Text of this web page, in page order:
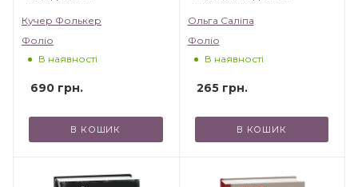
Кучер Фолькер
Фоліо
В наявності
690 грн.
В КОШИК
Ольга Саліпа
Фоліо
В наявності
265грн.
В КОШИК